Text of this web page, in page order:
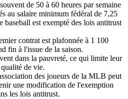
de 50 à 60 heures par semaine
au salaire minimum fédéral de 7,25
baseball est exempté des lois antitrust
contrat est plafonnée à 1 100
fin à l'issue de la saison.
dans la pauvreté, ce qui limite leur
de vie.
des joueurs de la MLB peut
une modification de l'exemption
les lois antitrust.